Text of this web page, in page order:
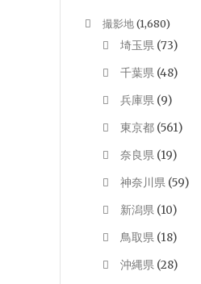
撮影地(1,680)
埼玉県 (73)
千葉県 (48)
兵庫県 (9)
東京都 (561)
奈良県 (19)
神奈川県 (59)
新潟県 (10)
鳥取県 (18)
沖縄県 (28)